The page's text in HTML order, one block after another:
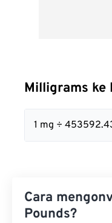
Milligrams ke
1 mg ÷
Cara
Pounds?